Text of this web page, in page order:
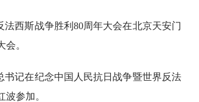
西斯战争胜利80周年大会在北京天安门
。
记在纪念中国人民抗日战争暨世界反法
参加。